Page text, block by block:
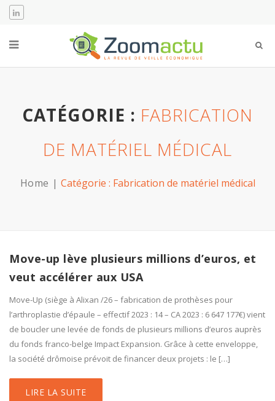
CATÉGORIE : FABRICATION
DE MATÉRIEL MÉDICAL
Home Catégorie : Fabrication de matériel médical
Move-up lève plusieurs millions d’euros, et
veut accélérer aux USA
Move-Up (siège à Alixan /26 – fabrication de prothèses pour
l’arthroplastie d’épaule – effectif 2023 : 14 – CA 2023 : 6 647 177€) vient
de boucler une levée de fonds de plusieurs millions d’euros auprès
du fonds franco-belge Impact Expansion. Grâce à cette enveloppe,
la société drômoise prévoit de financer deux projets : le […]
LIRE LA SUITE